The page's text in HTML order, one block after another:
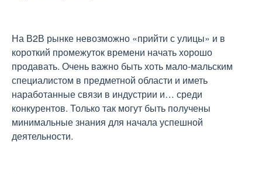
На В2В рынке невозможно «прийти с улицы» и в
короткий промежуток времени начать хорошо
продавать. Очень важно быть хоть мало-мальским
специалистом в предметной области и иметь
наработанные связи в индустрии и… среди
конкурентов. Только так могут быть получены
минимальные знания для начала успешной
деятельности.